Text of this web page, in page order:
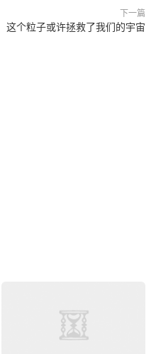
下一篇
这个粒子或许拯救了我们的宇宙